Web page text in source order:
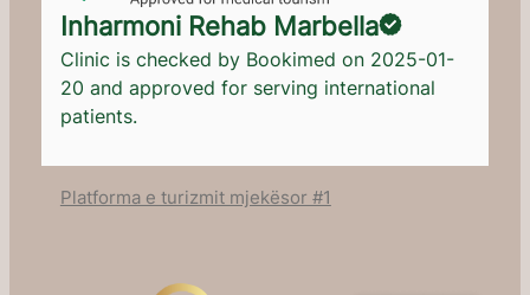
Inharmoni Rehab Marbella
Clinic is checked by Bookimed on 2025-01-
20 and approved for serving international
patients.
Platforma e turizmit mjekësor #1